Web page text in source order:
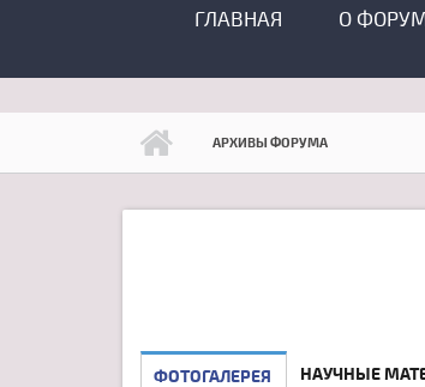
ГЛАВНОЕ МЕНЮ
ГЛАВНАЯ О
АРХИВЫ ФОРУМА
ФОТОГАЛЕРЕЯ НАУЧНЫЕ